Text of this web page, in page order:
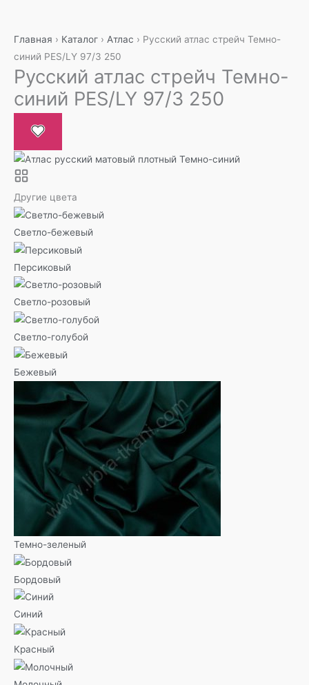
содержимому
Главная › Каталог › Атлас › Русский атлас стрейч Темно-
синий PES/LY 97/3 250
Русский атлас стрейч Темно-
синий PES/LY 97/3 250
Другие цвета
Светло-бежевый
Персиковый
Светло-розовый
Светло-голубой
Бежевый
Темно-зеленый
Бордовый
Синий
Красный